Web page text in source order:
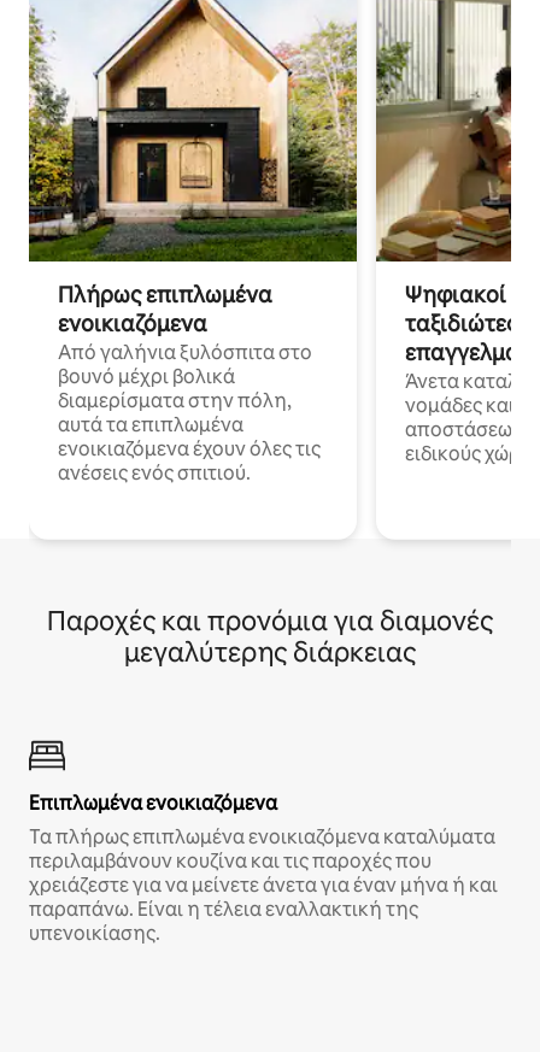
Πλήρως επιπλωμένα
ενοικιαζόμενα
Από γαλήνια ξυλόσπιτα στο
βουνό μέχρι βολικά
διαμερίσματα στην πόλη,
αυτά τα επιπλωμένα
ενοικιαζόμενα έχουν όλες τις
ανέσεις ενός σπιτιού.
Ψηφιακοί
ταξιδιώτες
Άνετα
νομάδες και
αποστάσεως
ειδικούς
Παροχές και προνόμια για διαμονές
μεγαλύτερης διάρκειας
Επιπλωμένα ενοικιαζόμενα
Τα πλήρως επιπλωμένα ενοικιαζόμενα καταλύματα
περιλαμβάνουν κουζίνα και τις παροχές που
χρειάζεστε για να μείνετε άνετα για έναν μήνα ή και
παραπάνω. Είναι η τέλεια εναλλακτική της
υπενοικίασης.